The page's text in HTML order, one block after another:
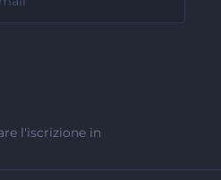
l'iscrizione in